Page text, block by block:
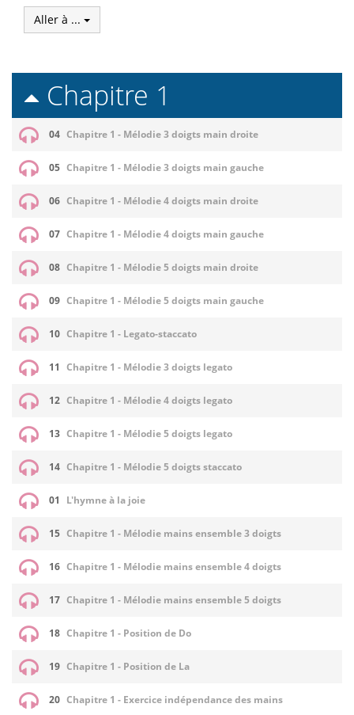
Aller à ...
Chapitre 1
04 Chapitre 1 - Mélodie 3 doigts main droite
05 Chapitre 1 - Mélodie 3 doigts main gauche
06 Chapitre 1 - Mélodie 4 doigts main droite
07 Chapitre 1 - Mélodie 4 doigts main gauche
08 Chapitre 1 - Mélodie 5 doigts main droite
09 Chapitre 1 - Mélodie 5 doigts main gauche
10 Chapitre 1 - Legato-staccato
11 Chapitre 1 - Mélodie 3 doigts legato
12 Chapitre 1 - Mélodie 4 doigts legato
13 Chapitre 1 - Mélodie 5 doigts legato
14 Chapitre 1 - Mélodie 5 doigts staccato
01 L'hymne à la joie
15 Chapitre 1 - Mélodie mains ensemble 3 doigts
16 Chapitre 1 - Mélodie mains ensemble 4 doigts
17 Chapitre 1 - Mélodie mains ensemble 5 doigts
18 Chapitre 1 - Position de Do
19 Chapitre 1 - Position de La
20 Chapitre 1 - Exercice indépendance des mains